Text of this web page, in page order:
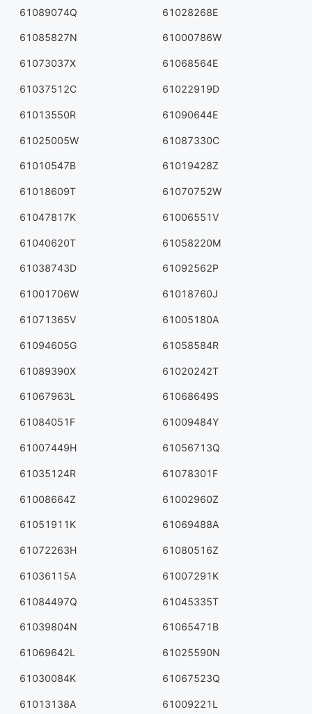
61089074Q 61028268E
61085827N 61000786W
61073037X 61068564E
61037512C 61022919D
61013550R 61090644E
61025005W 61087330C
61010547B 61019428Z
61018609T 61070752W
61047817K 61006551V
61040620T 61058220M
61038743D 61092562P
61001706W 61018760J
61071365V 61005180A
61094605G 61058584R
61089390X 61020242T
61067963L 61068649S
61084051F 61009484Y
61007449H 61056713Q
61035124R 61078301F
61008664Z 61002960Z
61051911K 61069488A
61072263H 61080516Z
61036115A 61007291K
61084497Q 61045335T
61039804N 61065471B
61069642L 61025590N
61030084K 61067523Q
61013138A 61009221L